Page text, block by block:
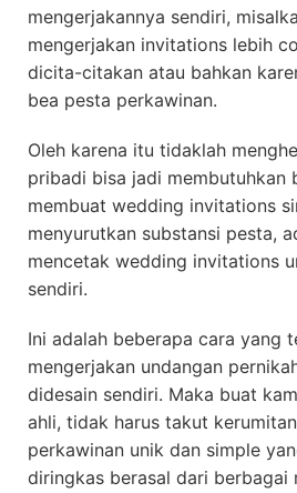
mengerjakannya sendiri,
mengerjakan invitations lebih
dicita-citakan atau bahkan
bea pesta perkawinan.
Oleh karena itu tidaklah
pribadi bisa jadi membutuhkan
membuat wedding invitations
menyurutkan substansi pesta,
mencetak wedding invitations
sendiri.
Ini adalah beberapa cara yang
mengerjakan undangan
didesain sendiri. Maka buat
ahli, tidak harus takut
perkawinan unik dan simple
diringkas berasal dari berbagai